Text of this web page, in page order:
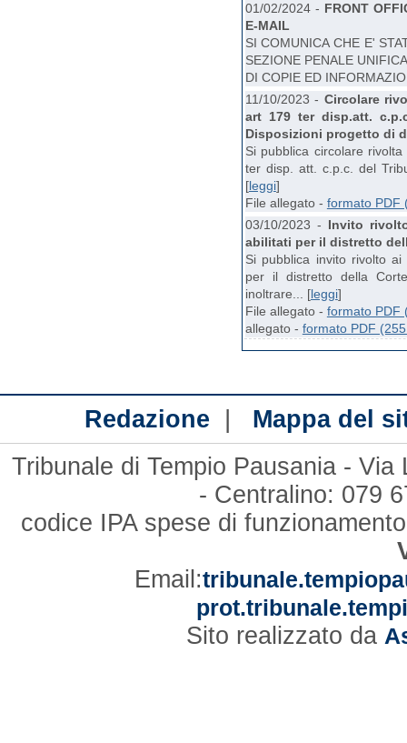
01/02/2024 - FRONT
E-MAIL
SI COMUNICA CHE E'
SEZIONE PENALE
DI COPIE ED
11/10/2023 - Circolare
art 179 ter disp.att.
Disposizioni progetto di
Si pubblica circolare
ter disp. att. c.p.c. del
[leggi]
File allegato - formato PDF
03/10/2023 - Invito
abilitati per il distretto
Si pubblica invito rivolto
per il distretto della
inoltrare... [leggi]
File allegato - formato PDF
allegato - formato PDF
Redazione | Mappa del
Tribunale di Tempio Pausania -
- Centralino: 079
codice IPA spese di
Email:
Sito realizzato da